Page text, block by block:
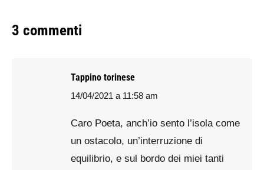
3 commenti
Tappino torinese
says:
14/04/2021 a 11:58 am
Caro Poeta, anch’io sento l’isola come
un ostacolo, un’interruzione di
equilibrio, e sul bordo dei miei tanti